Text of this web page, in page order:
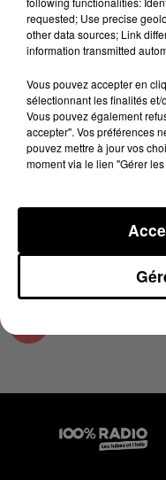
100%
100% Radio
25 avril 2025 - 1 min
L'AGENDA DE
07H53
L'agenda de Toulouse
requested; Use precise
other data sources; Link
information transmitted
Vous pouvez accepter en
sélectionnant les finalités
Vous pouvez également
accepter". Vos préférences
pouvez mettre à jour vos
moment via le lien "Gérer